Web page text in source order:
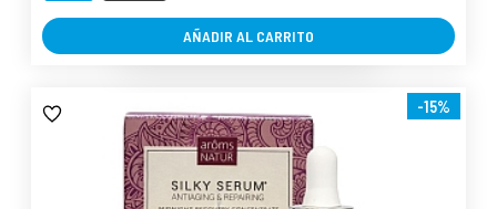
AÑADIR AL CARRITO
-15%